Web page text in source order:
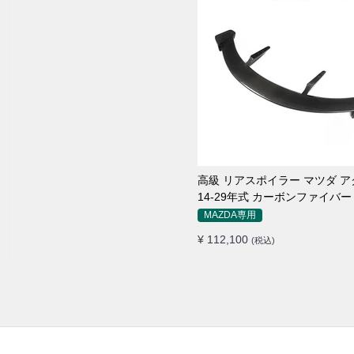
高級 リアスポイラー マツダ ア
14-29年式 カーボンファイバー
MAZDA専用
¥ 112,100 (税込)